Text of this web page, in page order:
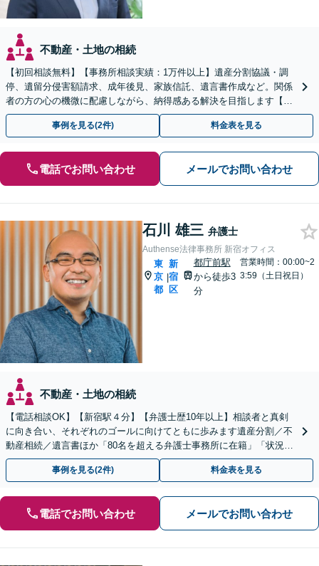
不動産・土地の相続
【初回相談無料】【事務所相談実績：1万件以上】遺産分割協議・調
停、遺留分侵害額請求、成年後見、家族信託、遺言書作成など。関係
者の方の心の機微に配慮しながら、納得感ある解決を目指します【都
庁前駅直結】【複数拠点あり】
事例を見る(2件) 料金表を見る
電話でお問い合わせ メールでお問い合わせ
石川 雄三 弁護士
Authense法律事務所 新宿オフィス
東
京
都
|
新
宿
区
都庁前駅
から徒歩3
分
営業時間：00:00~2
3:59（土日祝日）
不動産・土地の相続
【電話相談OK】【新宿駅４分】【弁護士歴10年以上】相談者と真剣
に向き合い、それぞれのゴールに向けてともに歩みます遺産分割／不
動産相続／遺言書ほか「80名を超える弁護士事務所に在籍」「状況に
合ったサポートプラン」【休日・夜間相談あり】
事例を見る(2件) 料金表を見る
電話でお問い合わせ メールでお問い合わせ